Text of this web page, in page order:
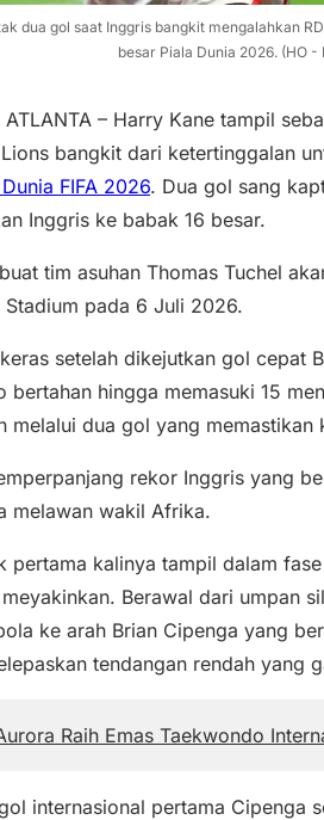
dua gol saat Inggris bangkit mengalahkan
besar Piala Dunia 2026. (HO -
ATLANTA – Harry Kane tampil
bangkit dari ketertinggalan
FIFA 2026. Dua gol sang
Inggris ke babak 16 besar.
tim asuhan Thomas Tuchel
pada 6 Juli 2026.
setelah dikejutkan gol cepat
bertahan hingga memasuki 15
melalui dua gol yang memastikan
rekor Inggris yang
melawan wakil Afrika.
pertama kalinya tampil dalam
Berawal dari umpan
ke arah Brian Cipenga yang
tendangan rendah yang
Raih Emas Taekwondo
internasional pertama Cipenga